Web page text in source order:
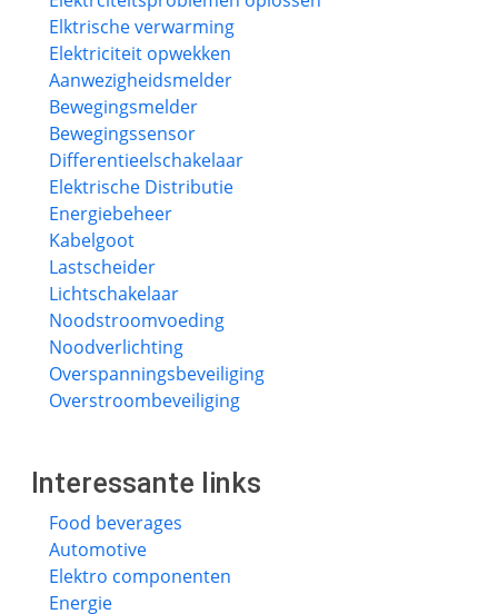
Elktrische verwarming
Elektriciteit opwekken
Aanwezigheidsmelder
Bewegingsmelder
Bewegingssensor
Differentieelschakelaar
Elektrische Distributie
Energiebeheer
Kabelgoot
Lastscheider
Lichtschakelaar
Noodstroomvoeding
Noodverlichting
Overspanningsbeveiliging
Overstroombeveiliging
Interessante links
Food beverages
Automotive
Elektro componenten
Energie